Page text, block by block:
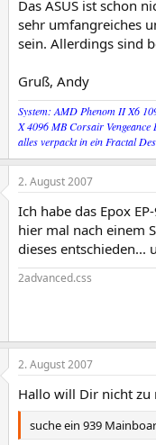
Das ASUS ist schon
sehr umfangreiches
sein. Allerdings sind
Gruß, Andy
System: AMD Phenom II X6
X 4096 MB Corsair
alles verpackt in ein Fractal
2. August 2007
Ich habe das Epox
hier mal nach einem
dieses entschieden...
2advanced.css
2. August 2007
Hallo will Dir nicht zu
suche ein 939